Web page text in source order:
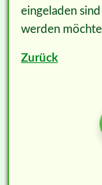
eingeladen
werden
Zurück